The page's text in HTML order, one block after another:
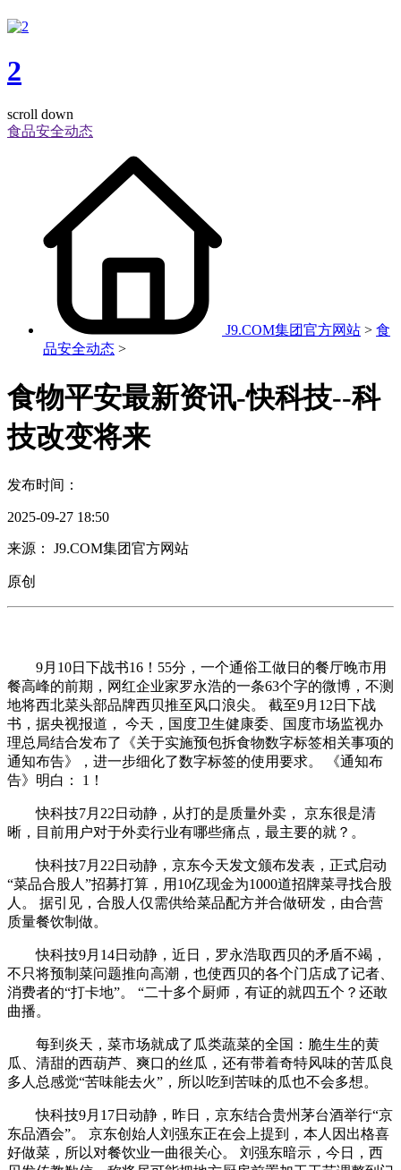
2
scroll down
食品安全动态
J9.COM集团官方网站 > 食
品安全动态 >
食物平安最新资讯-快科技--科
技改变将来
发布时间：
2025-09-27 18:50
来源： J9.COM集团官方网站
原创
9月10日下战书16！55分，一个通俗工做日的餐厅晚市用
餐高峰的前期，网红企业家罗永浩的一条63个字的微博，不测
地将西北菜头部品牌西贝推至风口浪尖。 截至9月12日下战
书，据央视报道， 今天，国度卫生健康委、国度市场监视办
理总局结合发布了《关于实施预包拆食物数字标签相关事项的
通知布告》，进一步细化了数字标签的使用要求。 《通知布
告》明白： 1！
快科技7月22日动静，从打的是质量外卖， 京东很是清
晰，目前用户对于外卖行业有哪些痛点，最主要的就？。
快科技7月22日动静，京东今天发文颁布发表，正式启动
“菜品合股人”招募打算，用10亿现金为1000道招牌菜寻找合股
人。 据引见，合股人仅需供给菜品配方并合做研发，由合营
质量餐饮制做。
快科技9月14日动静，近日，罗永浩取西贝的矛盾不竭，
不只将预制菜问题推向高潮，也使西贝的各个门店成了记者、
消费者的“打卡地”。 “二十多个厨师，有证的就四五个？还敢
曲播。
每到炎天，菜市场就成了瓜类蔬菜的全国：脆生生的黄
瓜、清甜的西葫芦、爽口的丝瓜，还有带着奇特风味的苦瓜良
多人总感觉“苦味能去火”，所以吃到苦味的瓜也不会多想。
快科技9月17日动静，昨日，京东结合贵州茅台酒举行“京
东品酒会”。 京东创始人刘强东正在会上提到，本人因出格喜
好做菜，所以对餐饮业一曲很关心。 刘强东暗示，今日，西